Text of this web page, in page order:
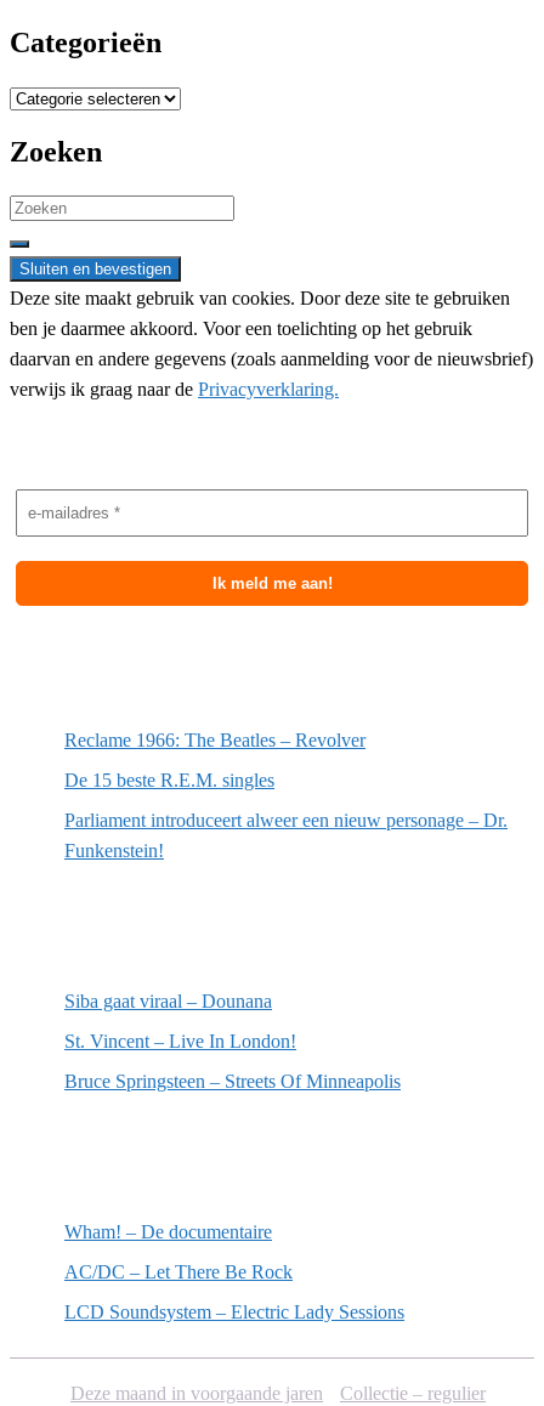
Categorieën
Categorieën
Zoeken
Search
for:
Deze site maakt gebruik van cookies. Door deze site te gebruiken
ben je daarmee akkoord. Voor een toelichting op het gebruik
daarvan en andere gegevens (zoals aanmelding voor de nieuwsbrief)
verwijs ik graag naar de Privacyverklaring.
Reclame 1966: The Beatles – Revolver
De 15 beste R.E.M. singles
Parliament introduceert alweer een nieuw personage – Dr.
Funkenstein!
Siba gaat viraal – Dounana
St. Vincent – Live In London!
Bruce Springsteen – Streets Of Minneapolis
Wham! – De documentaire
AC/DC – Let There Be Rock
LCD Soundsystem – Electric Lady Sessions
Deze maand in voorgaande jaren Collectie – regulier